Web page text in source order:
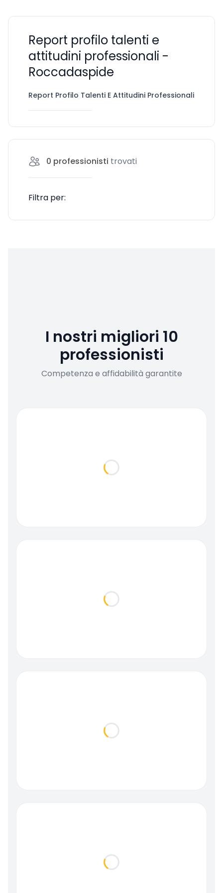
Report profilo talenti e
attitudini professionali -
Roccadaspide
Report Profilo Talenti E Attitudini Professionali
0 professionisti trovati
Filtra per:
I nostri migliori 10
professionisti
Competenza e affidabilità garantite
Loading...
Loading...
Loading...
Loading...